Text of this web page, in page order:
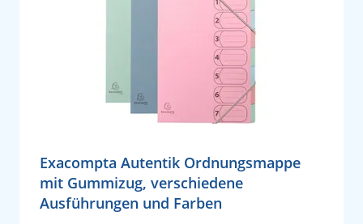
Exacompta Autentik Ordnungsmappe
mit Gummizug, verschiedene
Ausführungen und Farben